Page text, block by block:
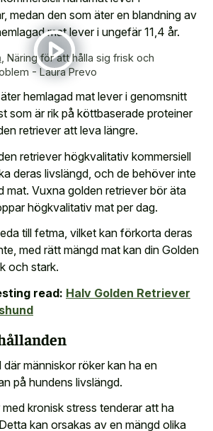
medan den som äter en blandning av
mat lever i ungefär 11,4 år.
Näring för att hålla sig frisk och
- Laura Prevo
hemlagad mat lever i genomsnitt
som är rik på köttbaserade proteiner
retriever att leva längre.
retriever högkvalitativ kommersiell
deras livslängd, och de behöver inte
mat. Vuxna golden retriever bör äta
högkvalitativ mat per dag.
till fetma, vilket kan förkorta deras
med rätt mängd mat kan din Golden
och stark.
read: Halv Golden Retriever
människor röker kan ha en
på hundens livslängd.
kronisk stress tenderar att ha
kan orsakas av en mängd olika